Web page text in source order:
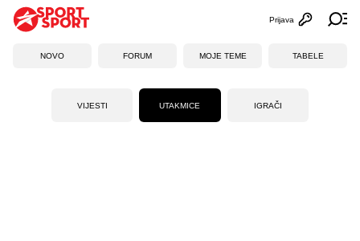
Otvori
Prijava
NOVO FORUM MOJE TEME TABELE
VIJESTI UTAKMICE IGRAČI